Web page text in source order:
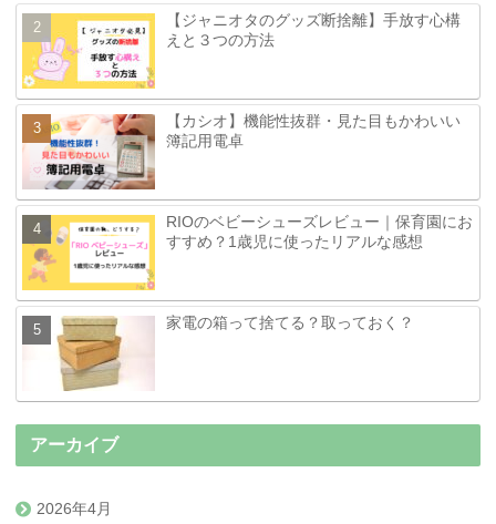
【ジャニオタのグッズ断捨離】手放す心構
えと３つの方法
【カシオ】機能性抜群・見た目もかわいい
簿記用電卓
RIOのベビーシューズレビュー｜保育園にお
すすめ？1歳児に使ったリアルな感想
家電の箱って捨てる？取っておく？
アーカイブ
2026年4月